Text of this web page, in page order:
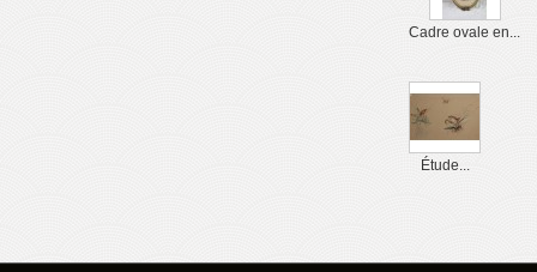
Cadre ovale en...
Étude...